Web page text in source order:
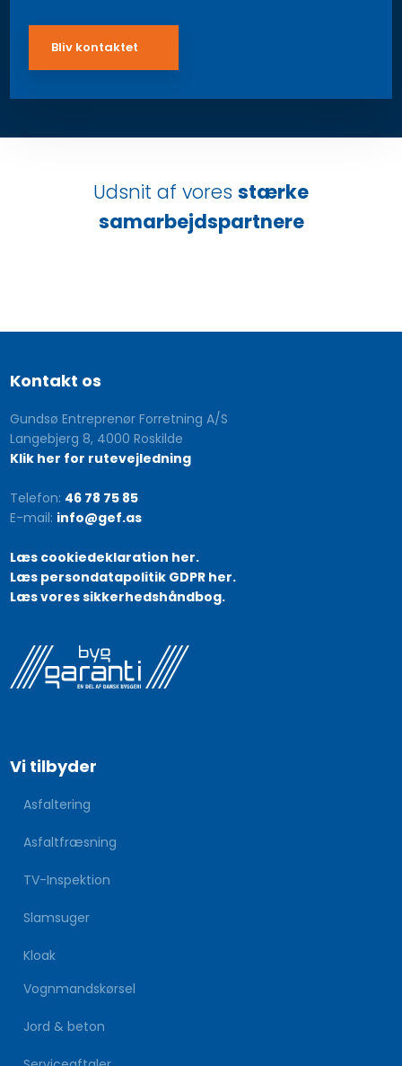
​Udsnit af vores stærke
samarbejdspartnere
Kontakt os
Gundsø Entreprenør Forretning A/S
Langebjerg 8, 4000 Roskilde
Klik her for rutevejledning
Telefon: 46 78 75 85
E-mail: info@gef.as
Læs cookiedeklaration her.
Læs persondatapolitik GDPR her.
Læs vores sikkerhedshåndbog.
Vi tilbyder
Asfaltering
Asfaltfræsning
TV-Inspektion
Slamsuger
Kloak
Vognmandskørsel
Jord & beton